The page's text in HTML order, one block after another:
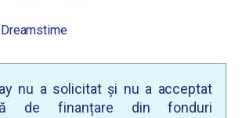
Dreamstime
nu a solicitat și nu a acceptat
de finanțare din fonduri